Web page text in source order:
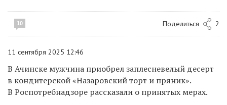
10 Поделиться 2
11 сентября 2025 12:46
В Ачинске мужчина приобрел заплесневелый десерт
в кондитерской «Назаровский торт и пряник».
В Роспотребнадзоре рассказали о принятых мерах.